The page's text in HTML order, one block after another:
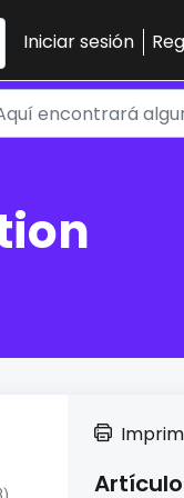
Iniciar sesión